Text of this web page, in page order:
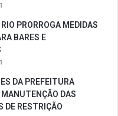
PRORROGA MEDIDAS
BARES E
DA PREFEITURA
DAS
DE RESTRIÇÃO